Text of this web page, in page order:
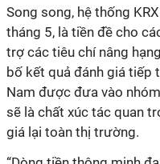
Song song, hệ thống
tháng 5, là tiền đề cho
trợ các tiêu chí nâng
bố kết quả đánh giá tiếp
Nam được đưa vào
sẽ là chất xúc tác quan
giá lại toàn thị trường.